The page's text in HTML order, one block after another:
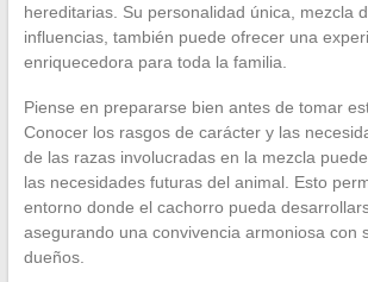
hereditarias. Su personalidad única, mezcla
influencias, también puede ofrecer una
enriquecedora para toda la familia.
Piense en prepararse bien antes de tomar
Conocer los rasgos de carácter y las
de las razas involucradas en la mezcla
las necesidades futuras del animal. Esto
entorno donde el cachorro pueda
asegurando una convivencia armoniosa con
dueños.